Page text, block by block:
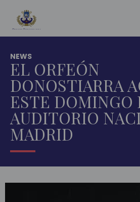
NEWS
EL ORFEÓN
DONOSTIARRA
ESTE DOMINGO
AUDITORIO
MADRID